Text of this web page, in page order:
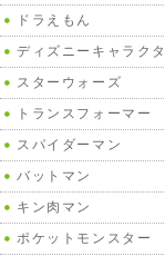
ドラえもん
ディズニーキャラク
スターウォーズ
トランスフォーマー
スパイダーマン
バットマン
キン肉マン
ポケットモンスター